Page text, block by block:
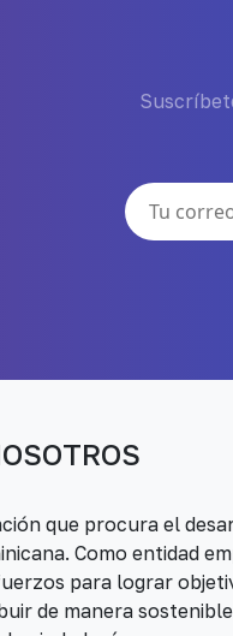
que procura el
Como entidad
para lograr
de manera